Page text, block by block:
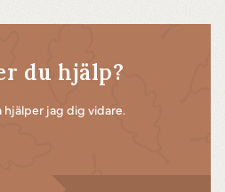
du hjälp?
hjälper jag dig vidare.